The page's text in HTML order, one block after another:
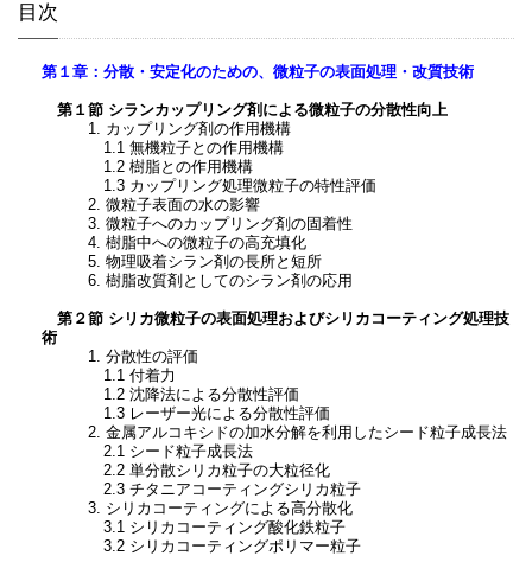
目次
第１章：分散・安定化のための、微粒子の表面処理・改質技術
第１節 シランカップリング剤による微粒子の分散性向上
1. カップリング剤の作用機構
1.1 無機粒子との作用機構
1.2 樹脂との作用機構
1.3 カップリング処理微粒子の特性評価
2. 微粒子表面の水の影響
3. 微粒子へのカップリング剤の固着性
4. 樹脂中への微粒子の高充填化
5. 物理吸着シラン剤の長所と短所
6. 樹脂改質剤としてのシラン剤の応用
第２節 シリカ微粒子の表面処理およびシリカコーティング処理技
術
1. 分散性の評価
1.1 付着力
1.2 沈降法による分散性評価
1.3 レーザー光による分散性評価
2. 金属アルコキシドの加水分解を利用したシード粒子成長法
2.1 シード粒子成長法
2.2 単分散シリカ粒子の大粒径化
2.3 チタニアコーティングシリカ粒子
3. シリカコーティングによる高分散化
3.1 シリカコーティング酸化鉄粒子
3.2 シリカコーティングポリマー粒子